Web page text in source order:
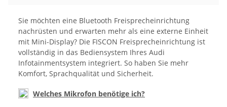
Sie möchten eine Bluetooth Freisprecheinrichtung
nachrüsten und erwarten mehr als eine externe Einheit
mit Mini-Display? Die FISCON Freisprecheinrichtung ist
vollständig in das Bediensystem Ihres Audi
Infotainmentsystem integriert. So haben Sie mehr
Komfort, Sprachqualität und Sicherheit.
Welches Mikrofon benötige ich?